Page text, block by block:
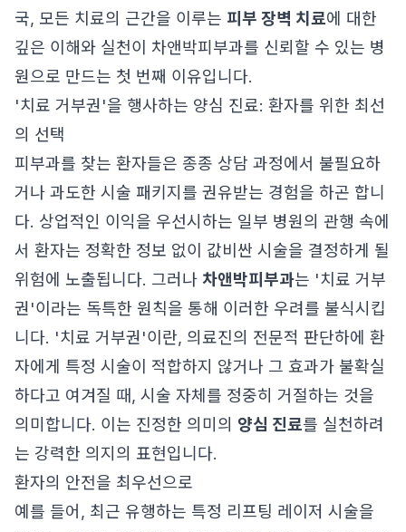
국, 모든 치료의 근간을 이루는 피부 장벽 치료에 대한
깊은 이해와 실천이 차앤박피부과를 신뢰할 수 있는 병
원으로 만드는 첫 번째 이유입니다.
'치료 거부권'을 행사하는 양심 진료: 환자를 위한 최선
의 선택
피부과를 찾는 환자들은 종종 상담 과정에서 불필요하
거나 과도한 시술 패키지를 권유받는 경험을 하곤 합니
다. 상업적인 이익을 우선시하는 일부 병원의 관행 속에
서 환자는 정확한 정보 없이 값비싼 시술을 결정하게 될
위험에 노출됩니다. 그러나 차앤박피부과는 '치료 거부
권'이라는 독특한 원칙을 통해 이러한 우려를 불식시킵
니다. '치료 거부권'이란, 의료진의 전문적 판단하에 환
자에게 특정 시술이 적합하지 않거나 그 효과가 불확실
하다고 여겨질 때, 시술 자체를 정중히 거절하는 것을
의미합니다. 이는 진정한 의미의 양심 진료를 실천하려
는 강력한 의지의 표현입니다.
환자의 안전을 최우선으로
예를 들어, 최근 유행하는 특정 리프팅 레이저 시술을